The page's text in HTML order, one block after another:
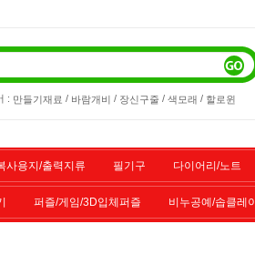
: 만들기재료 / 바람개비 / 장신구줄 / 색모래 / 할로윈
사용지/출력지류 필기구 다이어리/노트
퍼즐/게임/3D입체퍼즐 비누공예/솝클레이